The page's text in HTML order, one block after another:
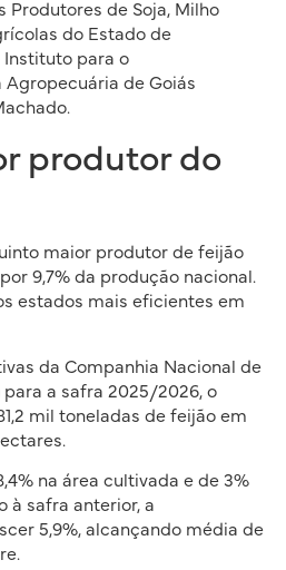
Produtores de Soja, Milho
do Estado de
Instituto para o
Agropecuária de Goiás
produtor do
maior produtor de feijão
9,7% da produção nacional.
estados mais eficientes em
da Companhia Nacional de
a safra 2025/2026, o
mil toneladas de feijão em
na área cultivada e de 3%
à safra anterior, a
5,9%, alcançando média de